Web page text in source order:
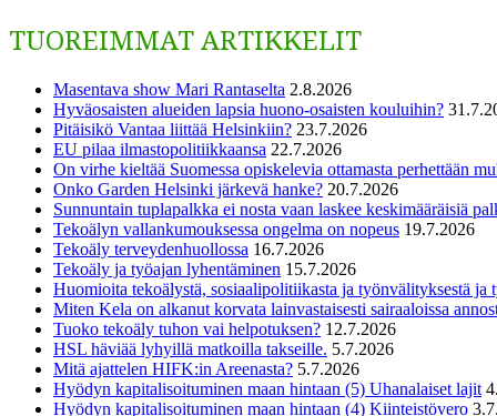
TUOREIMMAT ARTIKKELIT
Masentava show Mari Rantaselta 2.8.2026
Hyväosaisten alueiden lapsia huono-osaisten kouluihin?
Pitäisikö Vantaa liittää Helsinkiin? 23.7.2026
EU pilaa ilmastopolitiikkaansa 22.7.2026
On virhe kieltää Suomessa opiskelevia ottamasta perhettään
Onko Garden Helsinki järkevä hanke? 20.7.2026
Sunnuntain tuplapalkka ei nosta vaan laskee keskimääräisiä
Tekoälyn vallankumouksessa ongelma on nopeus 19.7.2026
Tekoäly terveydenhuollossa 16.7.2026
Tekoäly ja työajan lyhentäminen 15.7.2026
Huomioita tekoälystä, sosiaalipolitiikasta ja työnvälityksestä ja
Miten Kela on alkanut korvata lainvastaisesti sairaaloissa
Tuoko tekoäly tuhon vai helpotuksen? 12.7.2026
HSL häviää lyhyillä matkoilla takseille. 5.7.2026
Mitä ajattelen HIFK:in Areenasta? 5.7.2026
Hyödyn kapitalisoituminen maan hintaan (5) Uhanalaiset lajit
Hyödyn kapitalisoituminen maan hintaan (4) Kiinteistövero